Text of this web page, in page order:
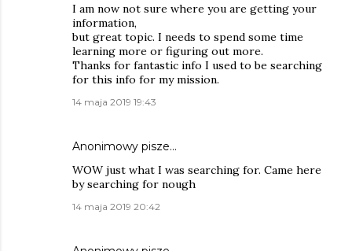
I am now not sure where you are getting your
information,
but great topic. I needs to spend some time
learning more or figuring out more.
Thanks for fantastic info I used to be searching
for this info for my mission.
14 maja 2019 19:43
Anonimowy pisze…
WOW just what I was searching for. Came here
by searching for nough
14 maja 2019 20:42